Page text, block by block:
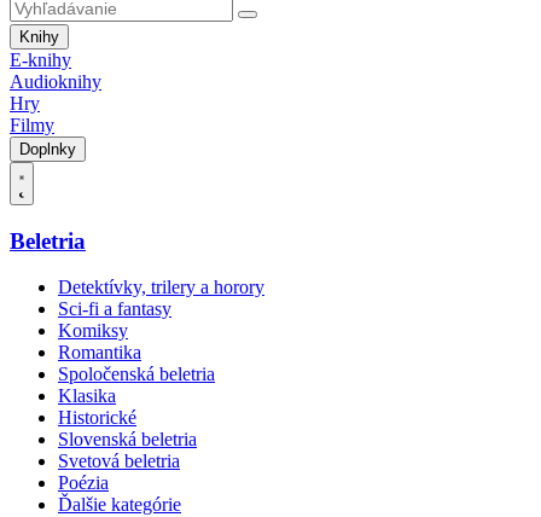
Knihy
E-knihy
Audioknihy
Hry
Filmy
Doplnky
Beletria
Detektívky, trilery a horory
Sci-fi a fantasy
Komiksy
Romantika
Spoločenská beletria
Klasika
Historické
Slovenská beletria
Svetová beletria
Poézia
Ďalšie kategórie